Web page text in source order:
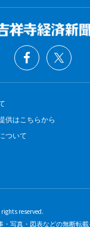
供はこちらから
ついて
rights reserved.
写真・図表などの無断転